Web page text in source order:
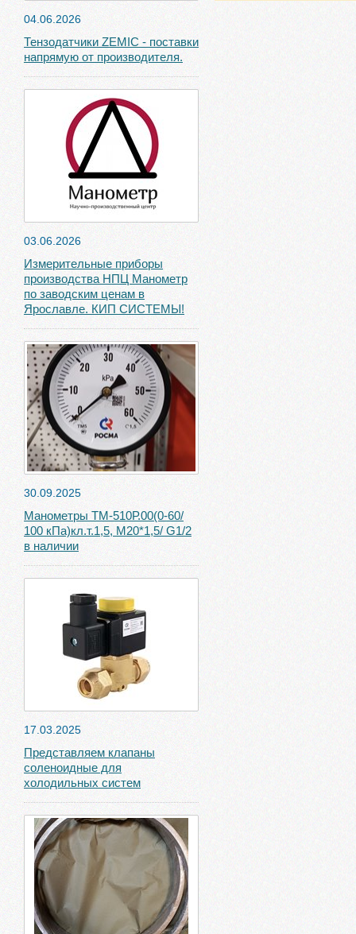
04.06.2026
Тензодатчики ZEMIC - поставки
напрямую от производителя.
03.06.2026
Измерительные приборы
производства НПЦ Манометр
по заводским ценам в
Ярославле. КИП СИСТЕМЫ!
30.09.2025
Манометры ТМ-510Р.00(0-60/
100 кПа)кл.т.1,5, М20*1,5/ G1/2
в наличии
17.03.2025
Представляем клапаны
соленоидные для
холодильных систем